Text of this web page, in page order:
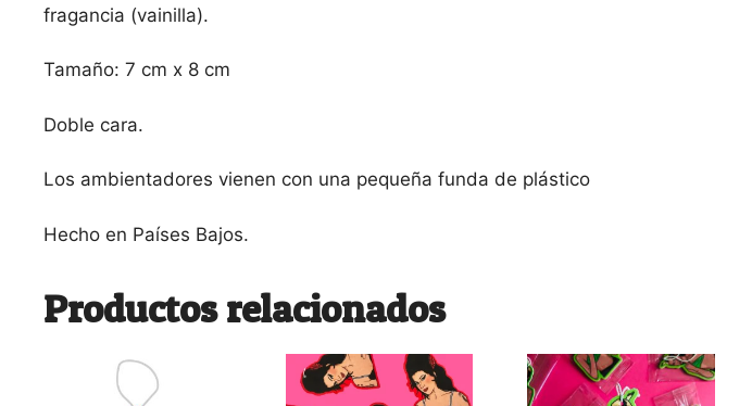
fragancia (vainilla).
Tamaño: 7 cm x 8 cm
Doble cara.
Los ambientadores vienen con una pequeña funda de plástico
Hecho en Países Bajos.
Productos relacionados